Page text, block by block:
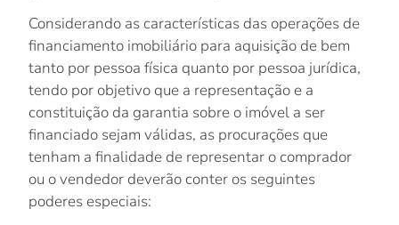
Considerando as características das operações de
financiamento imobiliário para aquisição de bem
tanto por pessoa física quanto por pessoa jurídica,
tendo por objetivo que a representação e a
constituição da garantia sobre o imóvel a ser
financiado sejam válidas, as procurações que
tenham a finalidade de representar o comprador
ou o vendedor deverão conter os seguintes
poderes especiais: